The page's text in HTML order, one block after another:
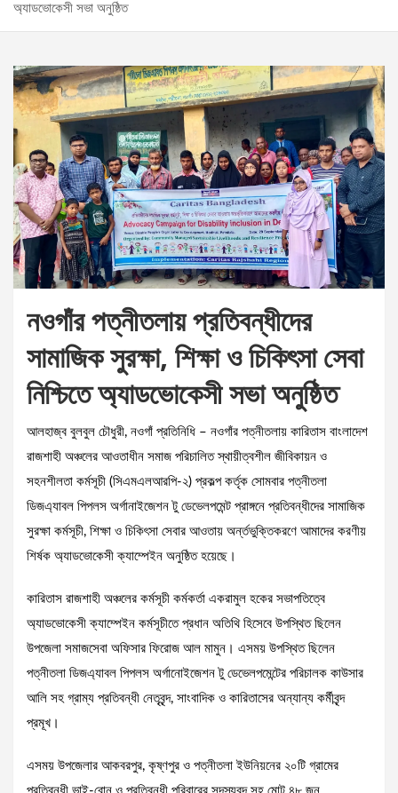
অ্যাডভোকেসী সভা অনুষ্ঠিত
নওগাঁর পত্নীতলায় প্রতিবন্ধীদের
সামাজিক সুরক্ষা, শিক্ষা ও চিকিৎসা সেবা
নিশ্চিতে অ্যাডভোকেসী সভা অনুষ্ঠিত
আলহাজ্ব বুলবুল চৌধুরী, নওগাঁ প্রতিনিধি – নওগাঁর পত্নীতলায় কারিতাস বাংলাদেশ
রাজশাহী অঞ্চলের আওতাধীন সমাজ পরিচালিত স্থায়ীত্বশীল জীবিকায়ন ও
সহনশীলতা কর্মসূচী (সিএমএলআরপি-২) প্রকল্প কর্তৃক সোমবার পত্নীতলা
ডিজএ্যাবল পিপলস অর্গানাইজেশন টু ডেভেলপমেন্ট প্রাঙ্গনে প্রতিবন্ধীদের সামাজিক
সুরক্ষা কর্মসূচী, শিক্ষা ও চিকিৎসা সেবার আওতায় অর্ন্তভুক্তিকরণে আমাদের করণীয়
শির্ষক অ্যাডভোকেসী ক্যাম্পেইন অনুষ্ঠিত হয়েছে।
কারিতাস রাজশাহী অঞ্চলের কর্মসূচী কর্মকর্তা একরামুল হকের সভাপতিত্বে
অ্যাডভোকেসী ক্যাম্পেইন কর্মসূচীতে প্রধান অতিথি হিসেবে উপস্থিত ছিলেন
উপজেলা সমাজসেবা অফিসার ফিরোজ আল মামুন। এসময় উপস্থিত ছিলেন
পত্নীতলা ডিজএ্যাবল পিপলস অর্গানোইজেশন টু ডেভেলপমেন্টের পরিচালক কাউসার
আলি সহ গ্রাম্য প্রতিবন্ধী নেতৃবৃন্দ, সাংবাদিক ও কারিতাসের অন্যান্য কর্মীবৃন্দ
প্রমূখ।
এসময় উপজেলার আকবরপুর, কৃষ্ণপুর ও পত্নীতলা ইউনিয়নের ২০টি গ্রামের